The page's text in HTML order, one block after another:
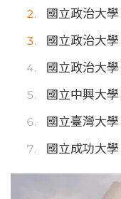
國立政治大
國立政治大
國立政治大
國立中興大
國立臺灣大
國立成功大